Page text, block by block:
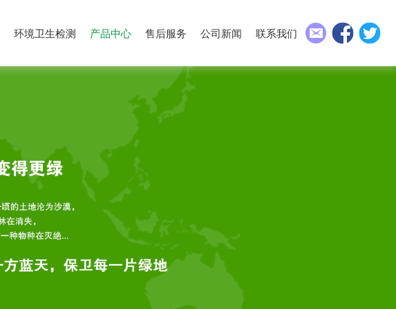
环境卫生检测 产品中心 售后服务 公司新闻 联系我们